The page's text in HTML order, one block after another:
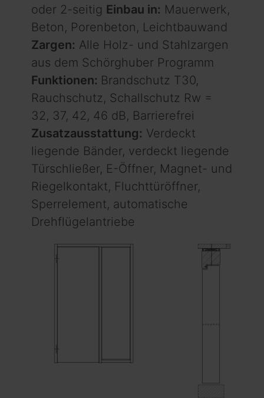
oder 2-seitig Einbau in: Mauerwerk,
Beton, Porenbeton, Leichtbauwand
Zargen: Alle Holz- und Stahlzargen
aus dem Schörghuber Programm
Funktionen: Brandschutz T30,
Rauchschutz, Schallschutz Rw =
32, 37, 42, 46 dB, Barrierefrei
Zusatzausstattung: Verdeckt
liegende Bänder, verdeckt liegende
Türschließer, E-Öffner, Magnet- und
Riegelkontakt, Fluchttüröffner,
Sperrelement, automatische
Drehflügelantriebe